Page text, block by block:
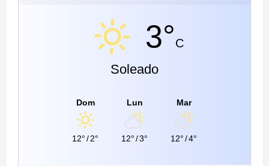
3°C
Soleado
Dom
12°/2°
Lun
12°/3°
Mar
12°/4°